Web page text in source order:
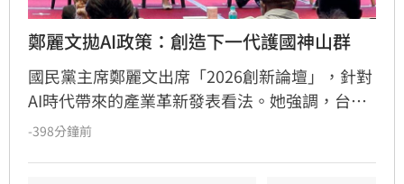
鄭麗文拋AI政策：創造下一代護國神山群
國民黨主席鄭麗文出席「2026創新論壇」，針對
AI時代帶來的產業革新發表看法。她強調，台灣
需儘速建立完善的政策與法律環境，不僅要推動
-398分鐘前